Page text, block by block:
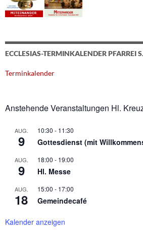
ECCLESIAS-TERMINKALENDER PFARREI
Terminkalender
Anstehende Veranstaltungen Hl.
AUG.
9
10:30 - 11:30
Gottesdienst (mit
AUG.
9
18:00 - 19:00
Hl. Messe
AUG.
18
15:00 - 17:00
Gemeindecafé
Kalender anzeigen